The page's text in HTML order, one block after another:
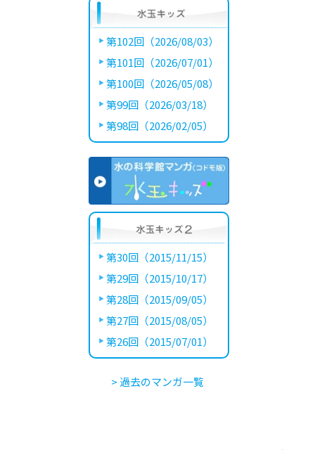
第102回（2026/08/03）
第101回（2026/07/01）
第100回（2026/05/08）
第99回（2026/03/18）
第98回（2026/02/05）
第30回（2015/11/15）
第29回（2015/10/17）
第28回（2015/09/05）
第27回（2015/08/05）
第26回（2015/07/01）
> 過去のマンガ一覧